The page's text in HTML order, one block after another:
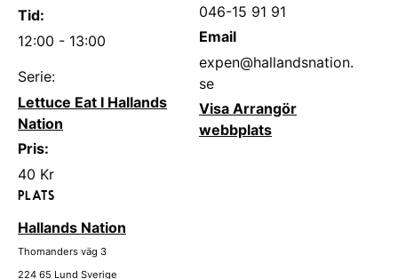
Tid:
12:00 - 13:00
Serie:
Lettuce Eat I Hallands
Nation
Pris:
40 Kr
PLATS
Hallands Nation
Thomanders väg 3
224 65 Lund Sverige
046-15 91 91
Email
expen@hallandsnation.
se
Visa Arrangör
webbplats